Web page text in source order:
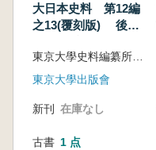
月)
大日本史料 第12編
之13(覆刻版) 後水
慶長19年4月)
東京大學出版會
新刊 在庫なし
古書 1 点